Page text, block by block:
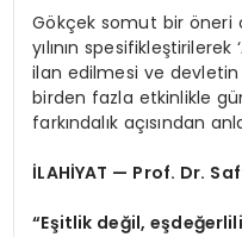
Gökçek somut bir öneri
yılının spesifikleştirilerek
ilan edilmesi ve devletin
birden fazla etkinlikle
farkındalık açısından
İLAHİYAT — Prof. Dr.
“Eşitlik değil,